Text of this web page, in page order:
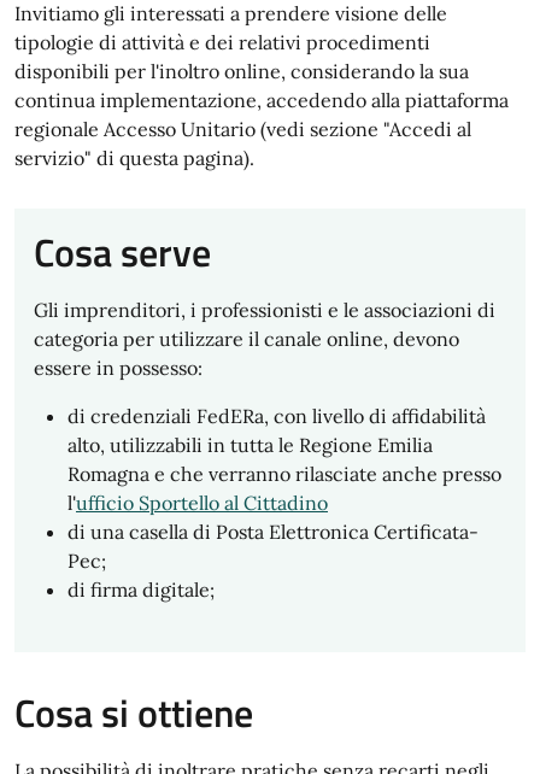
Invitiamo gli interessati a prendere visione delle
tipologie di attività e dei relativi procedimenti
disponibili per l'inoltro online, considerando la sua
continua implementazione, accedendo alla piattaforma
regionale Accesso Unitario (vedi sezione "Accedi al
servizio" di questa pagina).
Cosa serve
Gli imprenditori, i professionisti e le associazioni di
categoria per utilizzare il canale online, devono
essere in possesso:
di credenziali FedERa, con livello di affidabilità
alto, utilizzabili in tutta le Regione Emilia
Romagna e che verranno rilasciate anche presso
l'ufficio Sportello al Cittadino
di una casella di Posta Elettronica Certificata-
Pec;
di firma digitale;
Cosa si ottiene